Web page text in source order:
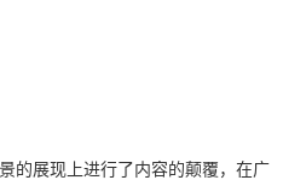
的展现上进行了内容的颠覆，在广